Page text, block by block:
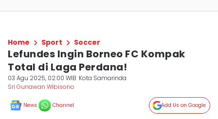
Home Sport Soccer
Lefundes Ingin Borneo FC Kompak
Total di Laga Perdana!
03 Agu 2025, 02:00 WIB Kota Samarinda
Sri Gunawan Wibisono
News Channel Add Us on Google